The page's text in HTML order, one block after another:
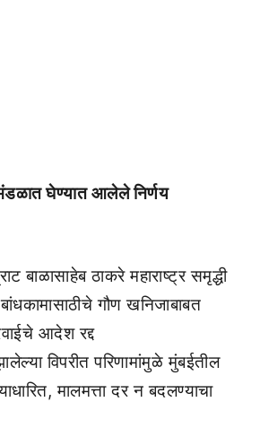
घेण्यात आलेले निर्णय
बाळासाहेब ठाकरे महाराष्ट्र समृद्धी
बांधकामासाठीचे गौण खनिजाबाबत
आदेश रद्द
विपरीत परिणामांमुळे मुंबईतील
मालमत्ता दर न बदलण्याचा